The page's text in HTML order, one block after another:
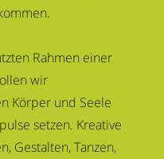
Rahmen einer
wir
Körper und Seele
setzen. Kreative
Gestalten, Tanzen,